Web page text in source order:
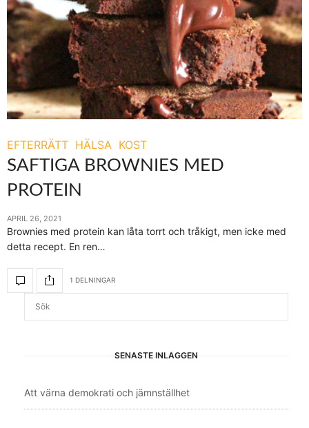
EFTERRÄTT HÄLSA KOST
SAFTIGA BROWNIES MED
PROTEIN
APRIL 26, 2021
Brownies med protein kan låta torrt och tråkigt, men icke med
detta recept. En ren…
1 DELNINGAR
SENASTE INLÄGGEN
Att värna demokrati och jämnställhet